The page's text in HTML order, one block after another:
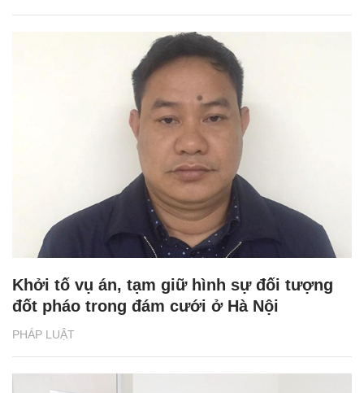
PHÁP LUẬT
Khởi tố vụ án, tạm giữ hình sự đối tượng
đốt pháo trong đám cưới ở Hà Nội